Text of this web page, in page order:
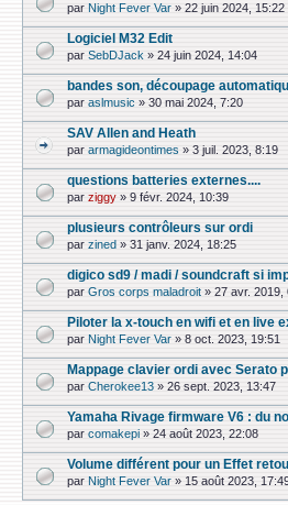
par Night Fever Var » 22 juin 2024, 15:22
Logiciel M32 Edit
par SebDJack » 24 juin 2024, 14:04
bandes son, découpage
par aslmusic » 30 mai 2024, 7:20
SAV Allen and Heath
par armagideontimes » 3 juil. 2023, 8:19
questions batteries externes....
par ziggy » 9 févr. 2024, 10:39
plusieurs contrôleurs sur ordi
par zined » 31 janv. 2024, 18:25
digico sd9 / madi / soundcraft si
par Gros corps maladroit » 27 avr. 2019,
Piloter la x-touch en wifi et en live
par Night Fever Var » 8 oct. 2023, 19:51
Mappage clavier ordi avec Serato
par Cherokee13 » 26 sept. 2023, 13:47
Yamaha Rivage firmware V6 : du
par comakepi » 24 août 2023, 22:08
Volume différent pour un Effet
par Night Fever Var » 15 août 2023,